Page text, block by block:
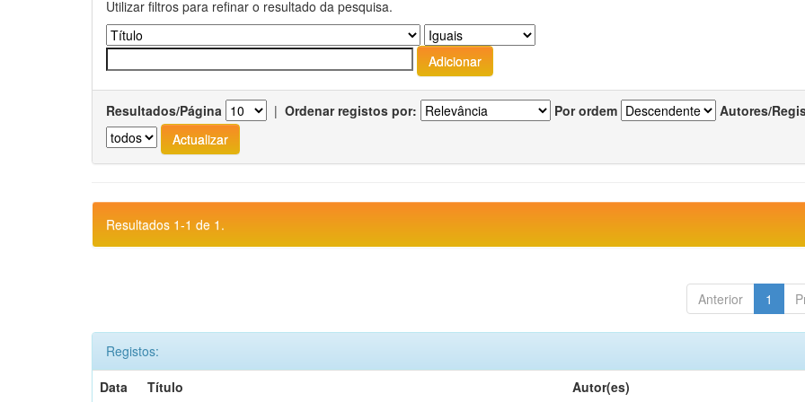
Utilizar filtros para refinar o resultado da pesquisa.
Resultados/Página | Ordenar registos por: Por ordem Autores/
Resultados 1-1 de 1.
Anterior 1
Registos:
Data
Título Autor(es)